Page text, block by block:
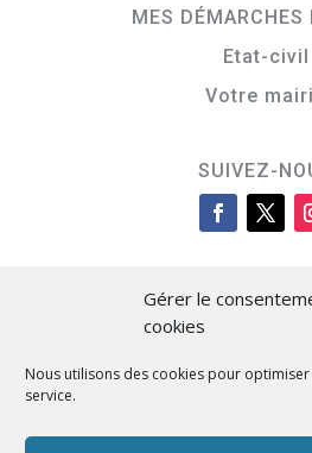
Gérer le
cookies
Nous utilisons des cookies pour
service.
MES DÉMARCHES
Etat-civil
Votre
SUIVEZ-
Cità di